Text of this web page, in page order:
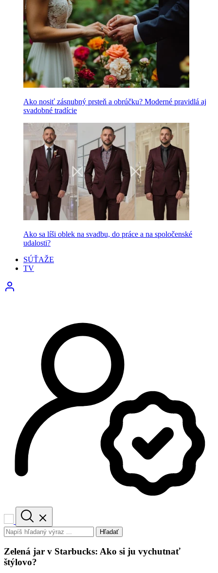
Ako nosiť zásnubný prsteň a obrúčku? Moderné pravidlá aj
svadobné tradície
Ako sa líši oblek na svadbu, do práce a na spoločenské
udalosti?
SÚŤAŽE
TV
Hľadať
Zelená jar v Starbucks: Ako si ju vychutnať
štýlovo?